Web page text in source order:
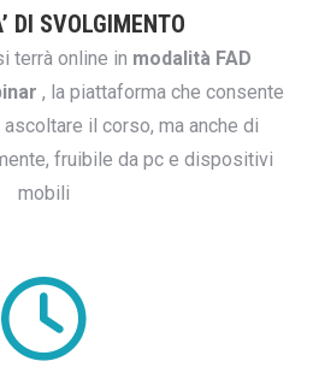
DI SVOLGIMENTO
terrà online in modalità FAD
, la piattaforma che consente
il corso, ma anche di
fruibile da pc e dispositivi
mobili